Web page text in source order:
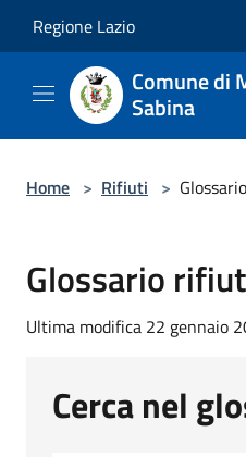
Regione Lazio
Comune di
Sabina
Home > Rifiuti >
Glossario
Ultima modifica 22 gennaio
Cerca nel